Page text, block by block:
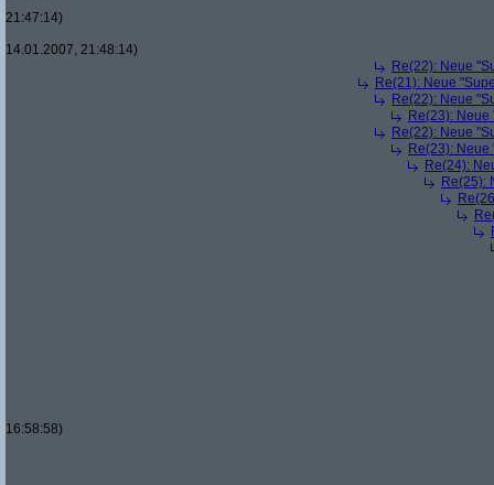
21:47:14)
14.01.2007, 21:48:14)
Re(22): Neue
Re(21): Neue
Re(22): Neue
Re(23):
Re(22): Neue
Re(23):
Re(24):
Re(25):
16:58:58)